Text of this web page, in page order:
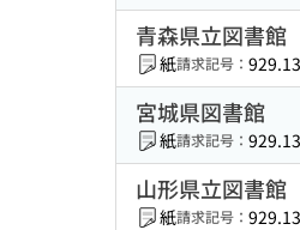
青森県立図書館
紙請求記号：
宮城県図書館
紙請求記号：
山形県立図書館
紙請求記号：